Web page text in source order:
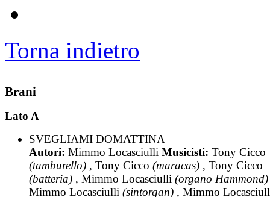
Torna indietro
Brani
Lato A
SVEGLIAMI DOMATTINA
Autori: Mimmo Locasciulli Musicisti: Tony Cicco
(tamburello) , Tony Cicco (maracas) , Tony Cicco
(batteria) , Mimmo Locasciulli (organo Hammond)
Mimmo Locasciulli (sintorgan) , Mimmo